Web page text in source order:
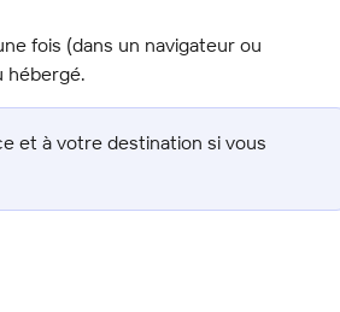
fois (dans un navigateur ou
hébergé.
et à votre destination si vous